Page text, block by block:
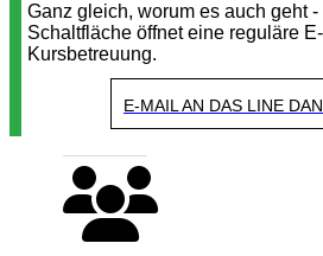
Ganz gleich, worum es auch geht
Schaltfläche öffnet eine reguläre
Kursbetreuung.
E-MAIL AN DAS LINE